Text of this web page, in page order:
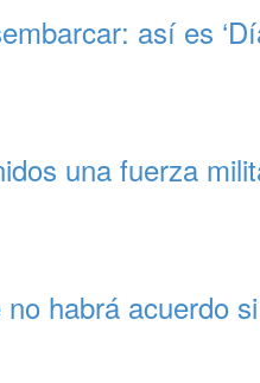
así es
una fuerza
habrá acuerdo